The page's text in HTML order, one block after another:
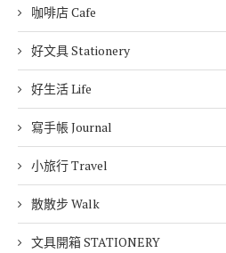
咖啡店 Cafe
好文具 Stationery
好生活 Life
寫手帳 Journal
小旅行 Travel
散散步 Walk
文具開箱 STATIONERY